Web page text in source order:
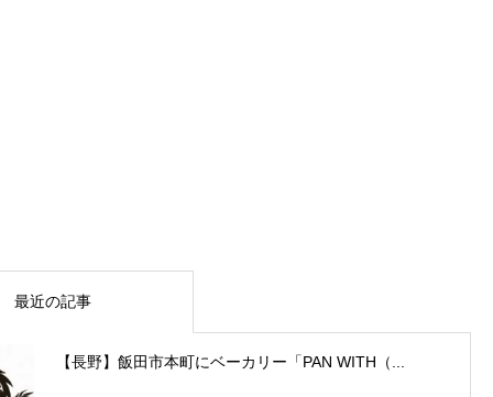
最近の記事
【長野】飯田市本町にベーカリー「PAN WITH（...